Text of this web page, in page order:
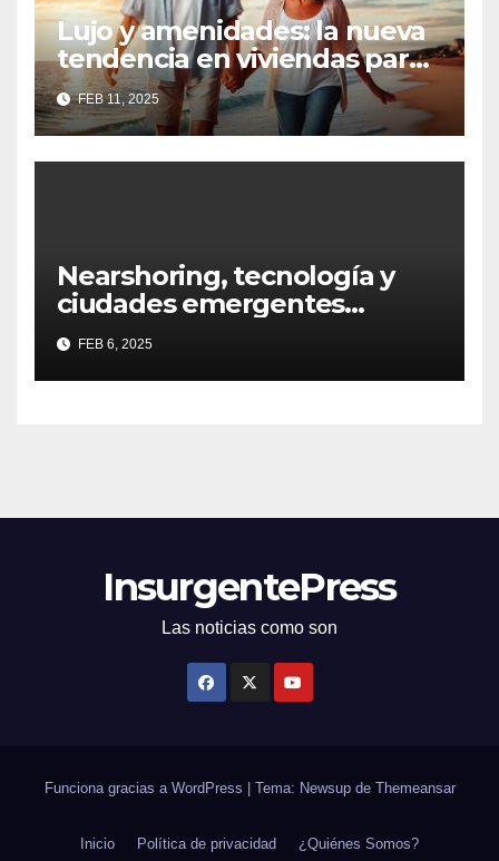
Lujo y amenidades: la nueva
tendencia en viviendas para
la tercera edad
FEB 11, 2025
Nearshoring, tecnología y
ciudades emergentes
definirán al Real Estate
FEB 6, 2025
InsurgentePress
Las noticias como son
Funciona gracias a WordPress | Tema: Newsup de Themeansar
Inicio Política de privacidad ¿Quiénes Somos?